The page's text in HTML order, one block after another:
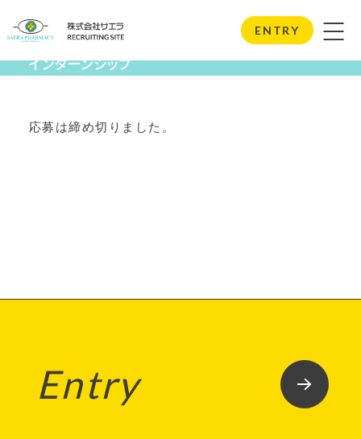
ENTRY
Internship
インターンシップ
応募は締め切りました。
Entry